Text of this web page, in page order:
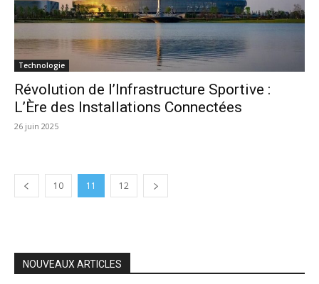
Technologie
Révolution de l’Infrastructure Sportive :
L’Ère des Installations Connectées
26 juin 2025
10 11 12
NOUVEAUX ARTICLES